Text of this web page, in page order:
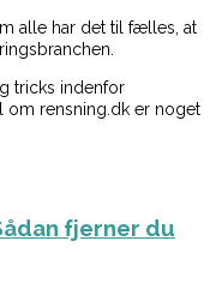
alle har det til fælles, at
tricks indenfor
om rensning.dk er noget
fjerner du